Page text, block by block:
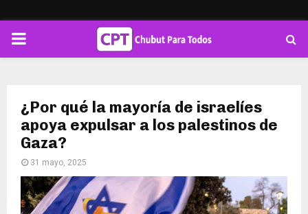
PRIMARY
¿Por qué la mayoría de israelíes
apoya expulsar a los palestinos de
Gaza?
31 mayo, 2025